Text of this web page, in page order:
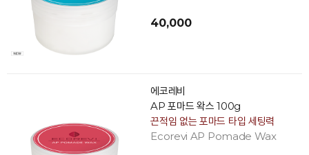
40,000
에코레비
AP 포마드 왁스 100g
끈적임 없는 포마드 타입 세팅력
Ecorevi AP Pomade Wax